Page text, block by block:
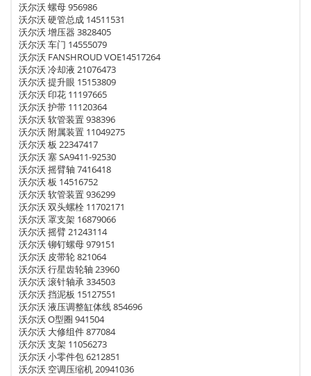
沃尔沃 螺母 956986
沃尔沃 硬管总成 14511531
沃尔沃 增压器 3828405
沃尔沃 车门 14555079
沃尔沃 FANSHROUD VOE14517264
沃尔沃 冷却液 21076473
沃尔沃 提升眼 15153809
沃尔沃 印花 11197665
沃尔沃 护带 11120364
沃尔沃 软管装置 938396
沃尔沃 附属装置 11049275
沃尔沃 板 22347417
沃尔沃 塞 SA9411-92530
沃尔沃 摇臂轴 7416418
沃尔沃 板 14516752
沃尔沃 软管装置 936299
沃尔沃 双头螺栓 11702171
沃尔沃 罩支架 16879066
沃尔沃 摇臂 21243114
沃尔沃 铆钉螺母 979151
沃尔沃 皮带轮 821064
沃尔沃 行星齿轮轴 23960
沃尔沃 滚针轴承 334503
沃尔沃 挡泥板 15127551
沃尔沃 液压调整缸体线 854696
沃尔沃 O型圈 941504
沃尔沃 大修组件 877084
沃尔沃 支架 11056273
沃尔沃 小零件包 6212851
沃尔沃 空调压缩机 20941036